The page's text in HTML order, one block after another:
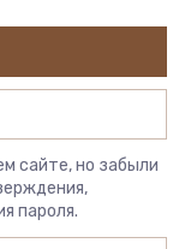
сайте, но забыли
пароля.